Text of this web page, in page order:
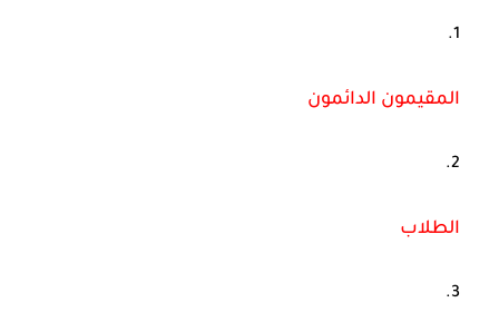
المقيمون الدائمون
الطلاب